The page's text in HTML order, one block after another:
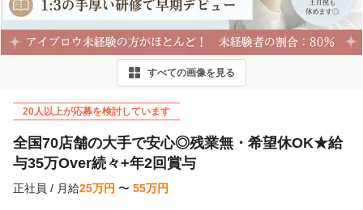
すべての画像を見る
20人以上が応募を検討しています
全国70店舗の大手で安心◎残業無・希望休OK★給
与35万Over続々+年2回賞与
正社員 / 月給25万円 〜 55万円